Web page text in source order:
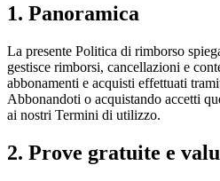
1. Panoramica
La presente Politica di rimborso
gestisce rimborsi, cancellazioni e
abbonamenti e acquisti effettuati
Abbonandoti o acquistando accetti
ai nostri Termini di utilizzo.
2. Prove gratuite e